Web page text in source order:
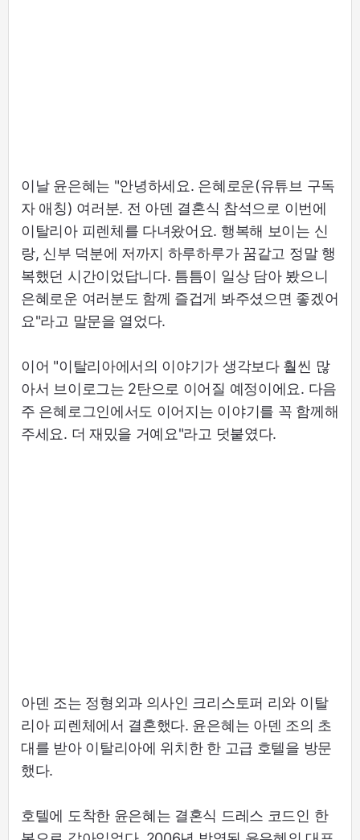
이날 윤은혜는 "안녕하세요. 은혜로운(유튜브 구독
자 애칭) 여러분. 전 아덴 결혼식 참석으로 이번에
이탈리아 피렌체를 다녀왔어요. 행복해 보이는 신
랑, 신부 덕분에 저까지 하루하루가 꿈같고 정말 행
복했던 시간이었답니다. 틈틈이 일상 담아 봤으니
은혜로운 여러분도 함께 즐겁게 봐주셨으면 좋겠어
요"라고 말문을 열었다.
이어 "이탈리아에서의 이야기가 생각보다 훨씬 많
아서 브이로그는 2탄으로 이어질 예정이에요. 다음
주 은혜로그인에서도 이어지는 이야기를 꼭 함께해
주세요. 더 재밌을 거예요"라고 덧붙였다.
아덴 조는 정형외과 의사인 크리스토퍼 리와 이탈
리아 피렌체에서 결혼했다. 윤은혜는 아덴 조의 초
대를 받아 이탈리아에 위치한 한 고급 호텔을 방문
했다.
호텔에 도착한 윤은혜는 결혼식 드레스 코드인 한